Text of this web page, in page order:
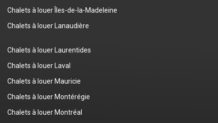
Chalets à louer Îles-de-la-Madeleine
Chalets à louer Lanaudière
Chalets à louer Laurentides
Chalets à louer Laval
Chalets à louer Mauricie
Chalets à louer Montérégie
Chalets à louer Montréal